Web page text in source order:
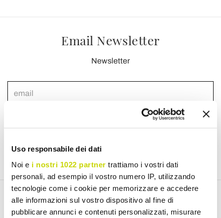
Uso responsabile dei dati
Noi e i nostri 1022 partner trattiamo i vostri dati
personali, ad esempio il vostro numero IP, utilizzando
tecnologie come i cookie per memorizzare e accedere
alle informazioni sul vostro dispositivo al fine di
pubblicare annunci e contenuti personalizzati, misurare
Email Newsletter
Newsletter
Jeg har læst og accepterer Vilkår for brug af
personoplysninger (Link)
Tilmeld dig